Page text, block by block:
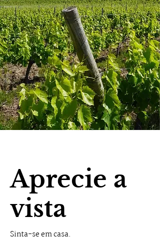
Aprecie a
vista
Sinta-se em casa.